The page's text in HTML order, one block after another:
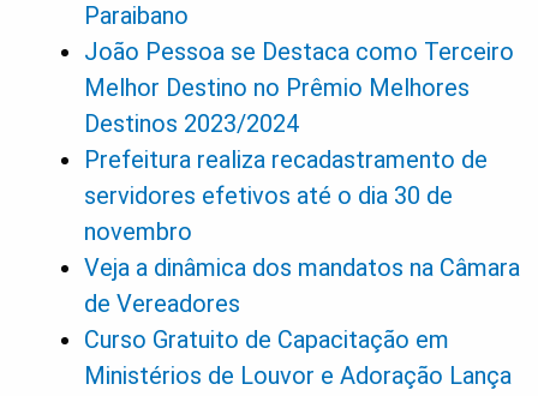
Paraibano
João Pessoa se Destaca como Terceiro
Melhor Destino no Prêmio Melhores
Destinos 2023/2024
Prefeitura realiza recadastramento de
servidores efetivos até o dia 30 de
novembro
Veja a dinâmica dos mandatos na Câmara
de Vereadores
Curso Gratuito de Capacitação em
Ministérios de Louvor e Adoração Lança